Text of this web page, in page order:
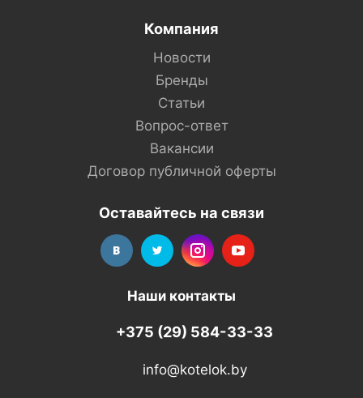
Компания
Новости
Бренды
Статьи
Вопрос-ответ
Вакансии
Договор публичной оферты
Оставайтесь на связи
Наши контакты
+375 (29) 584-33-33
info@kotelok.by